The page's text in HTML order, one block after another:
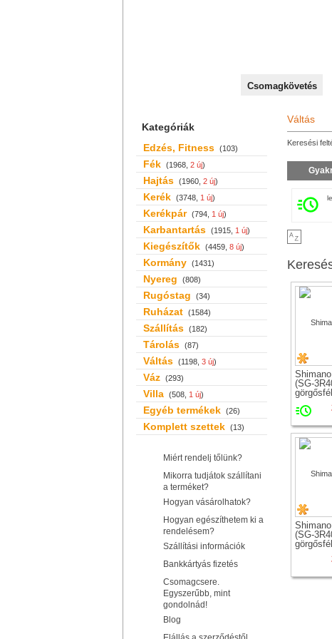
Kategóriák
Edzés, Fitness (103)
Fék (1968, 2 új)
Hajtás (1960, 2 új)
Kerék (3748, 1 új)
Kerékpár (794, 1 új)
Karbantartás (1915, 1 új)
Kiegészítők (4459, 8 új)
Kormány (1431)
Nyereg (808)
Rugóstag (34)
Ruházat (1584)
Szállítás (182)
Tárolás (87)
Váltás (1198, 3 új)
Váz (293)
Villa (508, 1 új)
Egyéb termékek (26)
Komplett szettek (13)
Miért rendelj tőlünk?
Mikorra tudjátok szállítani
a terméket?
Hogyan vásárolhatok?
Hogyan egészíthetem ki a
rendelésem?
Szállítási információk
Bankkártyás fizetés
Csomagcsere.
Egyszerűbb, mint
gondolnád!
Blog
Váltás
Keresési
(SG-
(SG-
Csomagkövetés